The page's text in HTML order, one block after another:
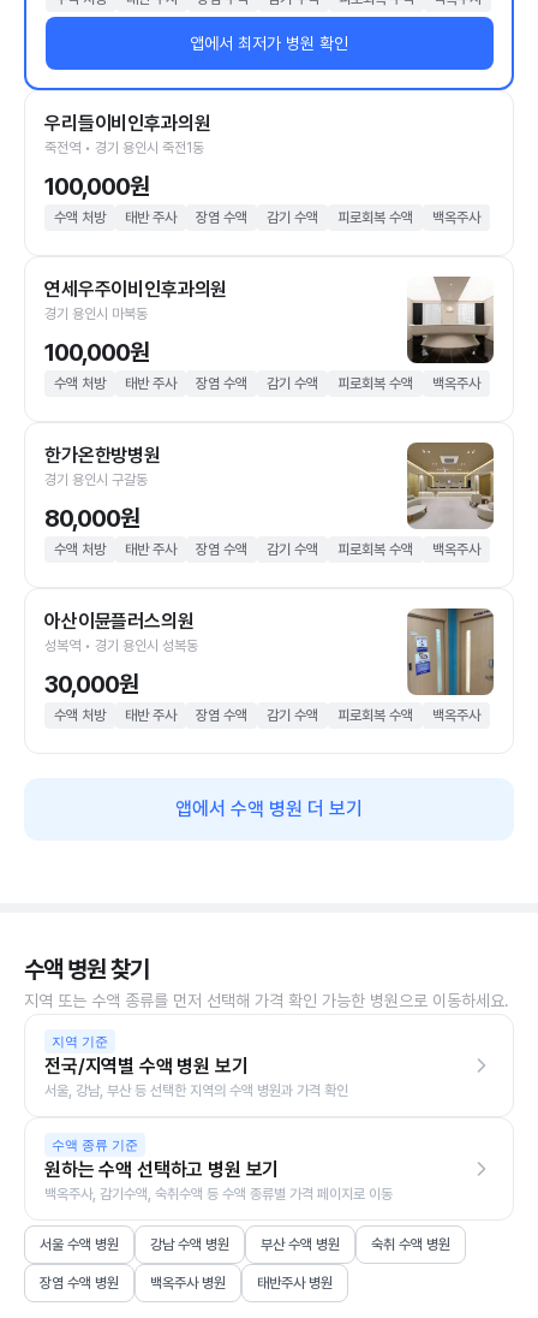
앱에서 최저가 병원 확인
우리들이비인후과의원
죽전역 • 경기 용인시 죽전1동
100,000원
수액 처방 태반 주사 장염 수액 감기 수액 피로회복 수액 백옥주사
연세우주이비인후과의원
경기 용인시 마북동
100,000원
수액 처방 태반 주사 장염 수액 감기 수액 피로회복 수액 백옥주사
한가온한방병원
경기 용인시 구갈동
80,000원
수액 처방 태반 주사 장염 수액 감기 수액 피로회복 수액 백옥주사
아산이뮨플러스의원
성복역 • 경기 용인시 성복동
30,000원
수액 처방 태반 주사 장염 수액 감기 수액 피로회복 수액 백옥주사
앱에서 수액 병원 더 보기
수액 병원 찾기
지역 또는 수액 종류를 먼저 선택해 가격 확인 가능한 병원으로 이동하세요.
지역 기준
전국/지역별 수액 병원 보기
서울, 강남, 부산 등 선택한 지역의 수액 병원과 가격 확인
수액 종류 기준
원하는 수액 선택하고 병원 보기
백옥주사, 감기수액, 숙취수액 등 수액 종류별 가격 페이지로 이동
서울 수액 병원 강남 수액 병원 부산 수액 병원 숙취 수액 병원
장염 수액 병원 백옥주사 병원 태반주사 병원